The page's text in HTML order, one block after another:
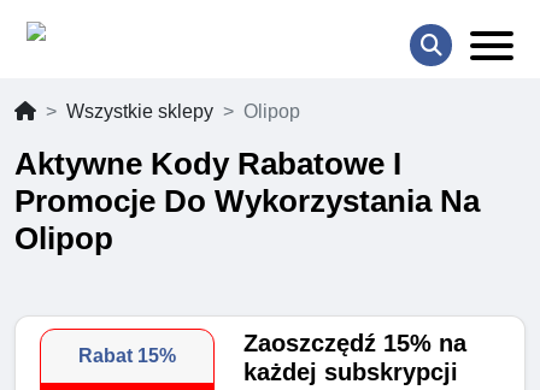
Wszystkie sklepy Olipop
Aktywne Kody Rabatowe I
Promocje Do Wykorzystania Na
Olipop
Rabat 15%
Zaoszczędź 15% na
każdej subskrypcji